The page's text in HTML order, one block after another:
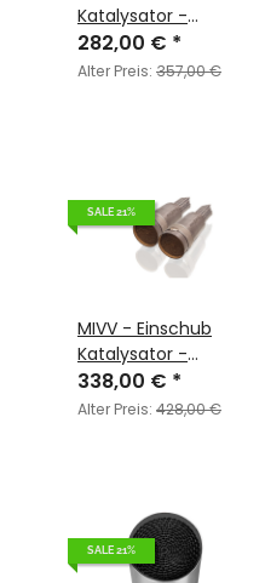
Katalysator -
ACC.033.C2
282,00 € *
Alter Preis: 357,00 €
SALE 21%
MIVV - Einschub
Katalysator -
ACC.037.A2
338,00 € *
Alter Preis: 428,00 €
SALE 21%